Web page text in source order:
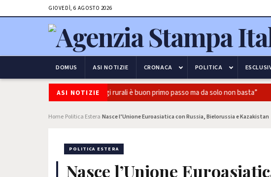
GIOVEDÌ, 6 AGOSTO 2026
DOMUS ASI NOTIZIE CRONACA POLITICA
ASI NOTIZIE
Pa, Confeuro: “Piano alloggi rurali è buon primo passo ma da solo non basta”
Home Politica Estera Nasce l’Unione Euroasiatica con Russia, Bielorussia e Kazakistan
POLITICA ESTERA
Nasce l’Unione